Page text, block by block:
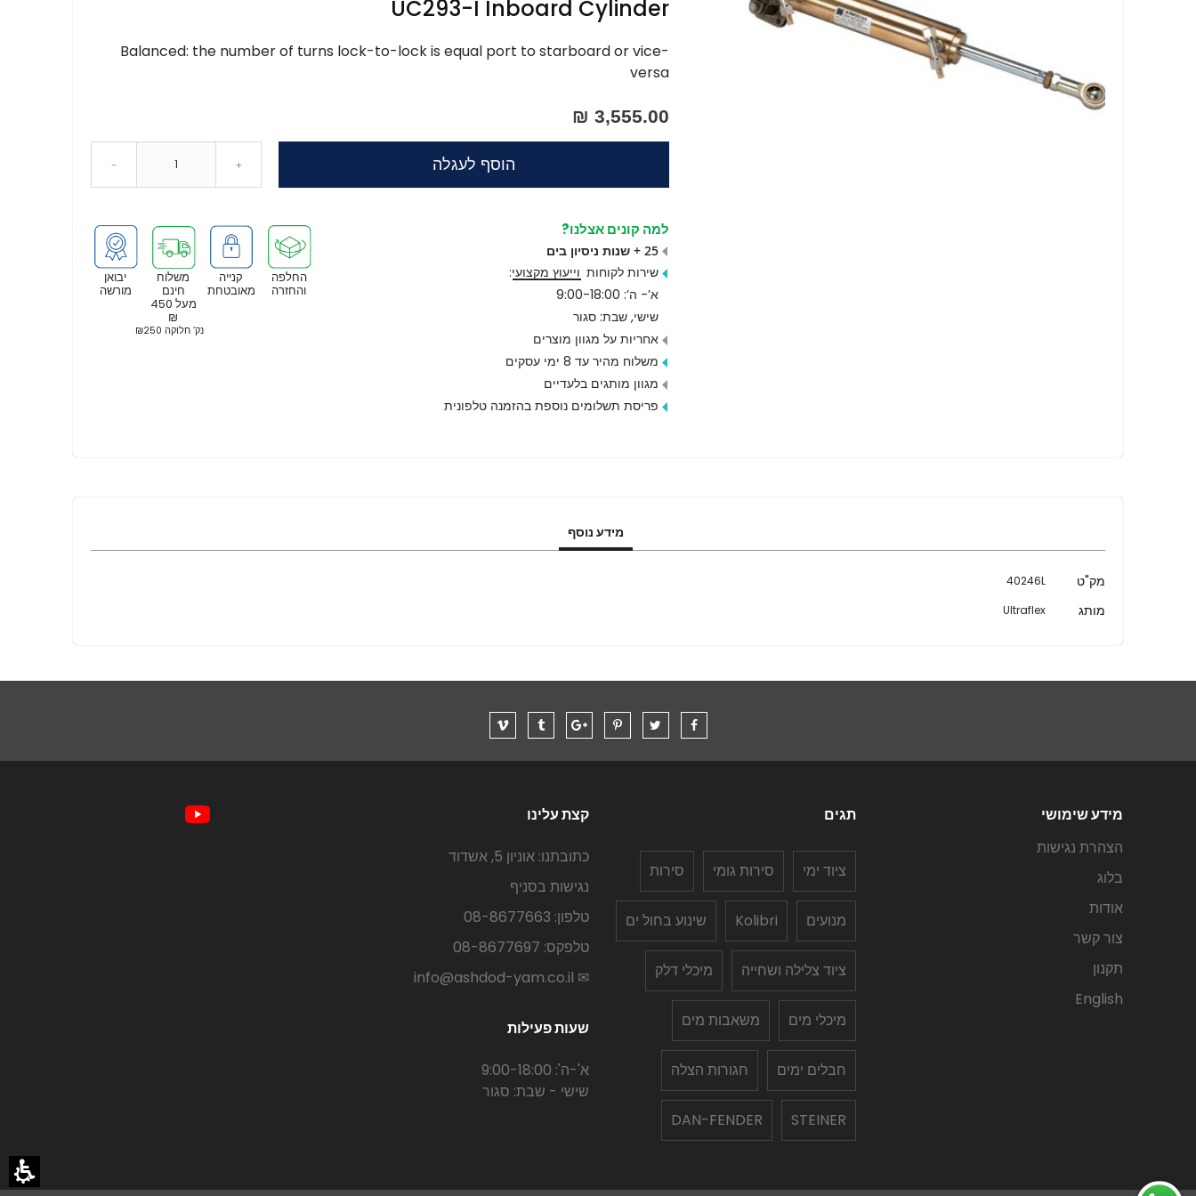
UC293-I Inboard Cylinder
Balanced: the number of turns lock-to-lock is equal port to starboard or vice-
versa
3,555.00 ₪
- + הוסף לעגלה
יבואן
מורשה
משלוח
חינם
מעל 450
₪
נק’ חלוקה ₪250
קנייה
מאובטחת
החלפה
והחזרה
למה קונים אצלנו?
25 + שנות ניסיון בים
שירות לקוחות וייעוץ מקצועי:
א’- ה’: 9:00-18:00
שישי, שבת: סגור
אחריות על מגוון מוצרים
משלוח מהיר עד 8 ימי עסקים
מגוון מותגים בלעדיים
פריסת תשלומים נוספת בהזמנה טלפונית
מידע נוסף
מידע
נוסף
מק"ט 40246L
מותג Ultraflex
מידע שימושי
הצהרת נגישות
בלוג
אודות
צור קשר
תקנון
English
תגים
ציוד ימי סירות גומי סירות
מנועים Kolibri שינוע בחול ים
ציוד צלילה ושחייה מיכלי דלק
מיכלי מים משאבות מים
חבלים ימים חגורות הצלה
STEINER
DAN-FENDER
קצת עלינו
כתובתנו: אוניון 5, אשדוד
נגישות בסניף
טלפון: 08-8677663
טלפקס: 08-8677697
✉ info@ashdod-yam.co.il
שעות פעילות
א'-ה': 9:00-18:00
שישי - שבת: סגור